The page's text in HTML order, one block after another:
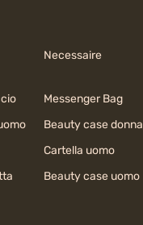
Necessaire
Messenger Bag
Beauty case donna
Cartella uomo
Beauty case uomo